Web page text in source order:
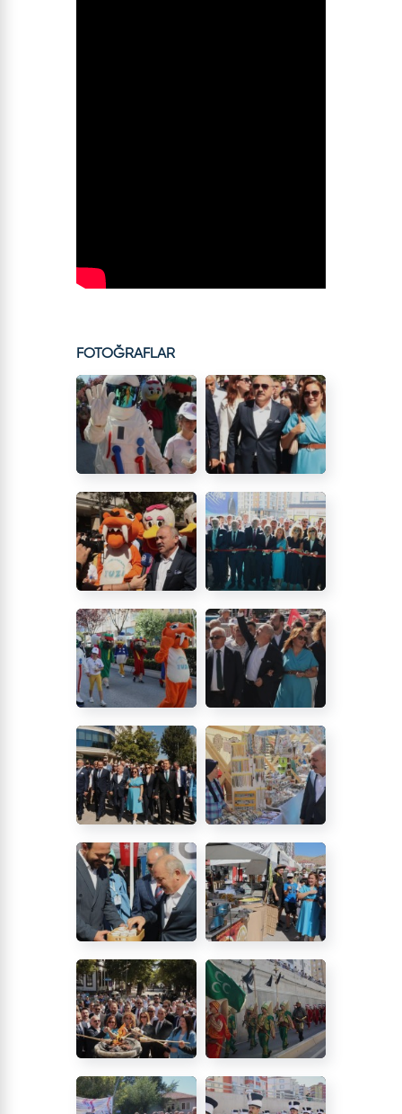
FOTOĞRAFLAR